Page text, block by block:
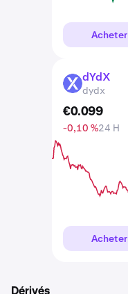
Acheter
DYDX dYdX
dydx
€0.099
-0,10 %24 H
Acheter
Dérivés